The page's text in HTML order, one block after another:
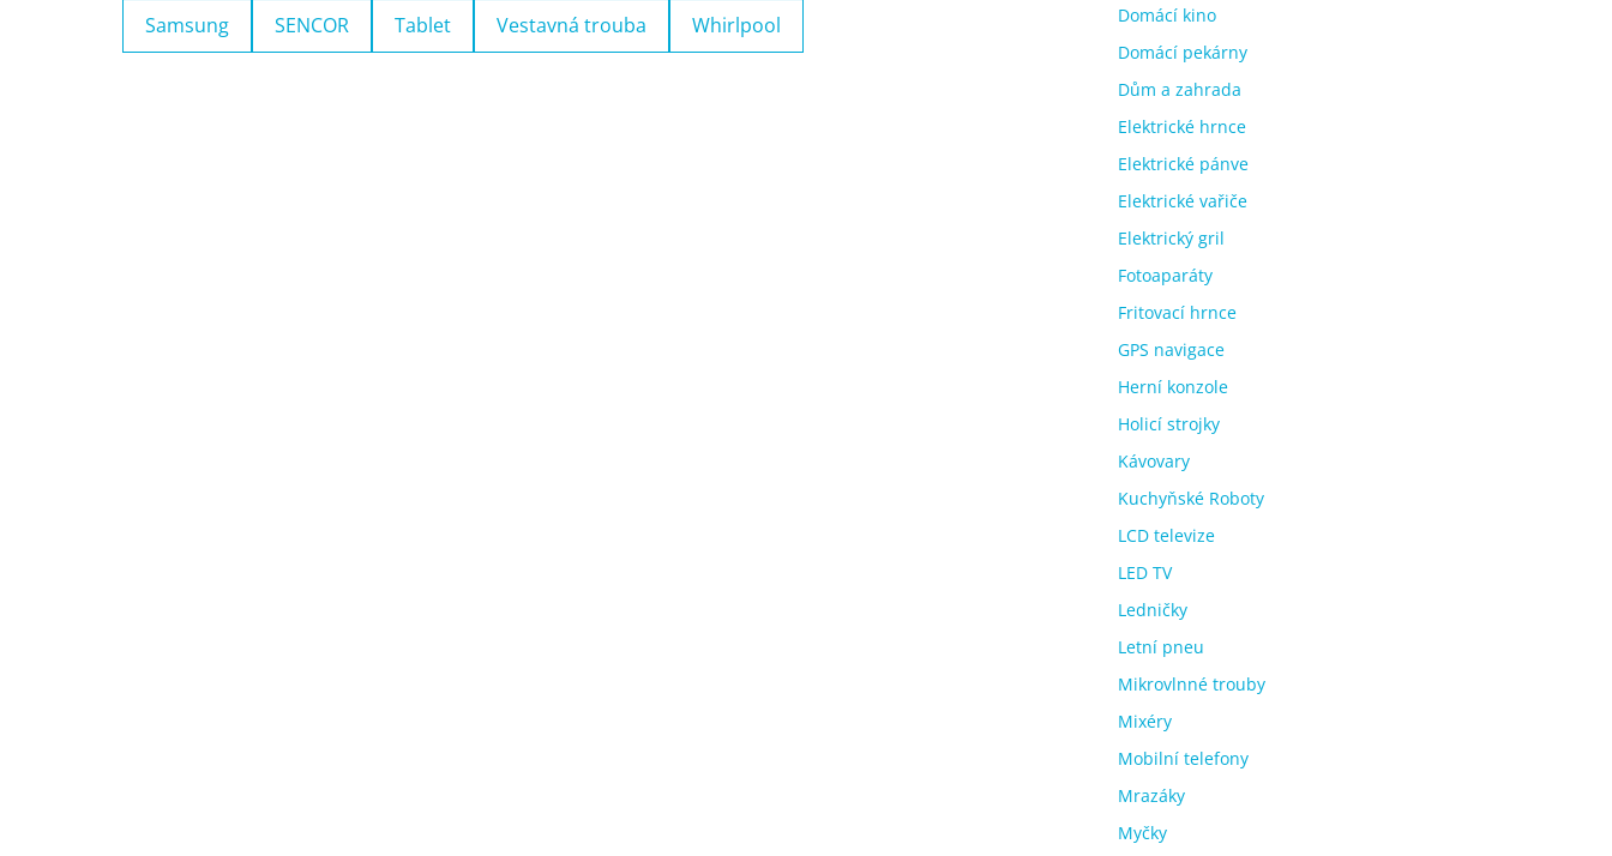
Samsung SENCOR Tablet Vestavná trouba Whirlpool
Domácí kino
Domácí pekárny
Dům a zahrada
Elektrické hrnce
Elektrické pánve
Elektrické vařiče
Elektrický gril
Fotoaparáty
Fritovací hrnce
GPS navigace
Herní konzole
Holicí strojky
Kávovary
Kuchyňské Roboty
LCD televize
LED TV
Ledničky
Letní pneu
Mikrovlnné trouby
Mixéry
Mobilní telefony
Mrazáky
Myčky